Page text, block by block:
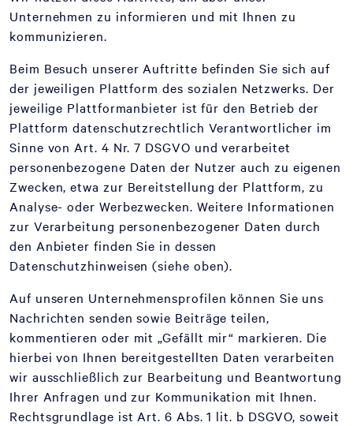
Unternehmen zu informieren und mit Ihnen zu
kommunizieren.
Beim Besuch unserer Auftritte befinden Sie sich auf
der jeweiligen Plattform des sozialen Netzwerks. Der
jeweilige Plattformanbieter ist für den Betrieb der
Plattform datenschutzrechtlich Verantwortlicher im
Sinne von Art. 4 Nr. 7 DSGVO und verarbeitet
personenbezogene Daten der Nutzer auch zu eigenen
Zwecken, etwa zur Bereitstellung der Plattform, zu
Analyse- oder Werbezwecken. Weitere Informationen
zur Verarbeitung personenbezogener Daten durch
den Anbieter finden Sie in dessen
Datenschutzhinweisen (siehe oben).
Auf unseren Unternehmensprofilen können Sie uns
Nachrichten senden sowie Beiträge teilen,
kommentieren oder mit „Gefällt mir“ markieren. Die
hierbei von Ihnen bereitgestellten Daten verarbeiten
wir ausschließlich zur Bearbeitung und Beantwortung
Ihrer Anfragen und zur Kommunikation mit Ihnen.
Rechtsgrundlage ist Art. 6 Abs. 1 lit. b DSGVO, soweit